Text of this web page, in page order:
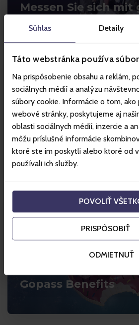
Súhlas Detaily
Táto webstránka používa
Na prispôsobenie obsahu a reklám,
sociálnych médií a analýzu
súbory cookie. Informácie o tom,
webové stránky, poskytujeme aj
oblasti sociálnych médií, inzercie a
môžu príslušné informácie
ktoré ste im poskytli alebo ktoré od
používali ich služby.
POVOLIŤ
PRISPÔSOBIŤ
ODMIETNUŤ
Messen Sie sich mit
Laden Sie die
herunter um immer
zu sein.
Gopass Benefits